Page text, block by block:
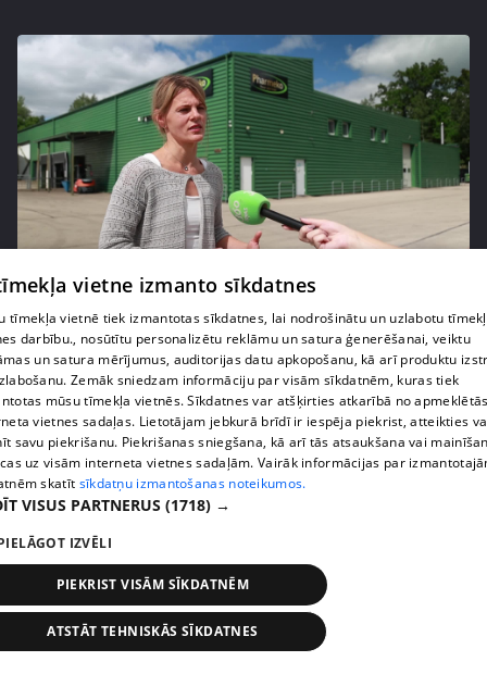
cenu?
pirms 1 nedēļas, 2 dienām
vietne izmanto sīkdatnes
tīmekļa vietnē tiek izmantotas sīkdatnes, lai nodrošinātu un uzlabotu
darbību., nosūtītu personalizētu reklāmu un satura ģenerēšanai, veiktu
un satura mērījumus, auditorijas datu apkopošanu, kā arī produktu
Zemāk sniedzam informāciju par visām sīkdatnēm, kuras tiek
mūsu tīmekļa vietnēs. Sīkdatnes var atšķirties atkarībā no
vietnes sadaļas. Lietotājam jebkurā brīdī ir iespēja piekrist, atteikties
savu piekrišanu. Piekrišanas sniegšana, kā arī tās atsaukšana vai
uz visām interneta vietnes sadaļām. Vairāk informācijas par
skatīt sīkdatņu izmantošanas noteikumos.
VISUS PARTNERUS (1718) →
IZVĒLI
PIEKRIST VISĀM SĪKDATNĒM
ATSTĀT TEHNISKĀS SĪKDATNES